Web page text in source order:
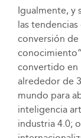
Igualmente, y
las
conversión de
convertido en
alrededor de
mundo para
inteligencia
industria 4.0;